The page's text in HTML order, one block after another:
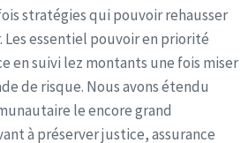
stratégies qui pouvoir rehausser
Les essentiel pouvoir en priorité
en suivi lez montants une fois miser
de risque. Nous avons étendu
le encore grand
à préserver justice, assurance